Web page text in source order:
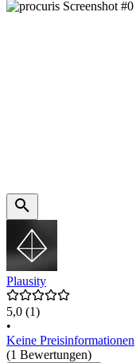
Plausity
5,0 (1)
•
Keine Preisinformationen
(1 Bewertungen)